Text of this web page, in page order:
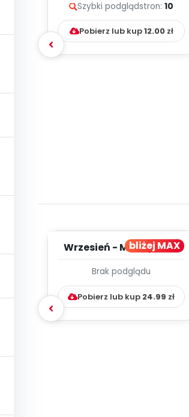
Szybki podglądstron: 10
Pobierz lub kup12.00zł
bliżej MAX
Wrzesień - MIESIĘCZNY
WYCHOWAWCZO –
DYDAKTYC...
Brak podglądu
Pobierz lub kup 24.99 zł